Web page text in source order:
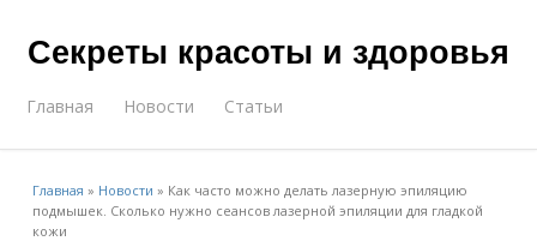
Секреты красоты и здоровья
Главная Новости Статьи
Главная » Новости » Как часто можно делать лазерную эпиляцию
подмышек. Сколько нужно сеансов лазерной эпиляции для гладкой
кожи